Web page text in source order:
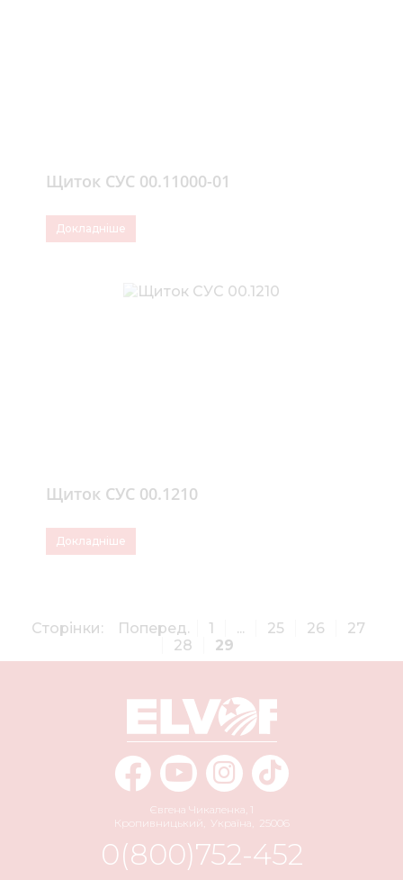
Щиток СУС 00.11000-01
Докладніше
Щиток СУС 00.1210
Докладніше
Сторінки: Поперед. 1 ... 25 26
27
28
29
Євгена Чикаленка, 1
Кропивницький
Україна 25006
0(800)752-452